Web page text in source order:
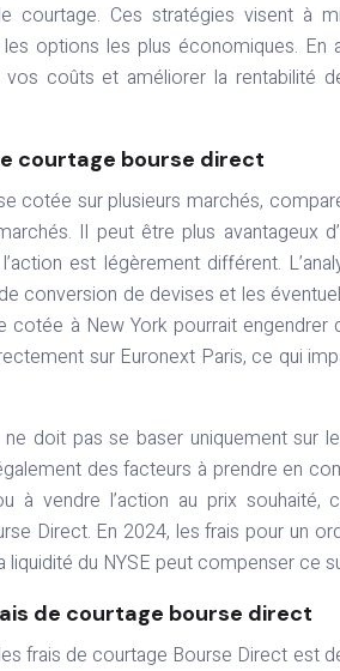
Ces stratégies visent à
options les plus économiques. En
coûts et améliorer la rentabilité
courtage bourse direct
cotée sur plusieurs marchés,
Il peut être plus avantageux
est légèrement différent.
conversion de devises et les
cotée à New York pourrait engendrer
sur Euronext Paris, ce qui
doit pas se baser uniquement sur
des facteurs à prendre en
à vendre l’action au prix souhaité,
Direct. En 2024, les frais pour un
liquidité du NYSE peut compenser ce
de courtage bourse direct
frais de courtage Bourse Direct est